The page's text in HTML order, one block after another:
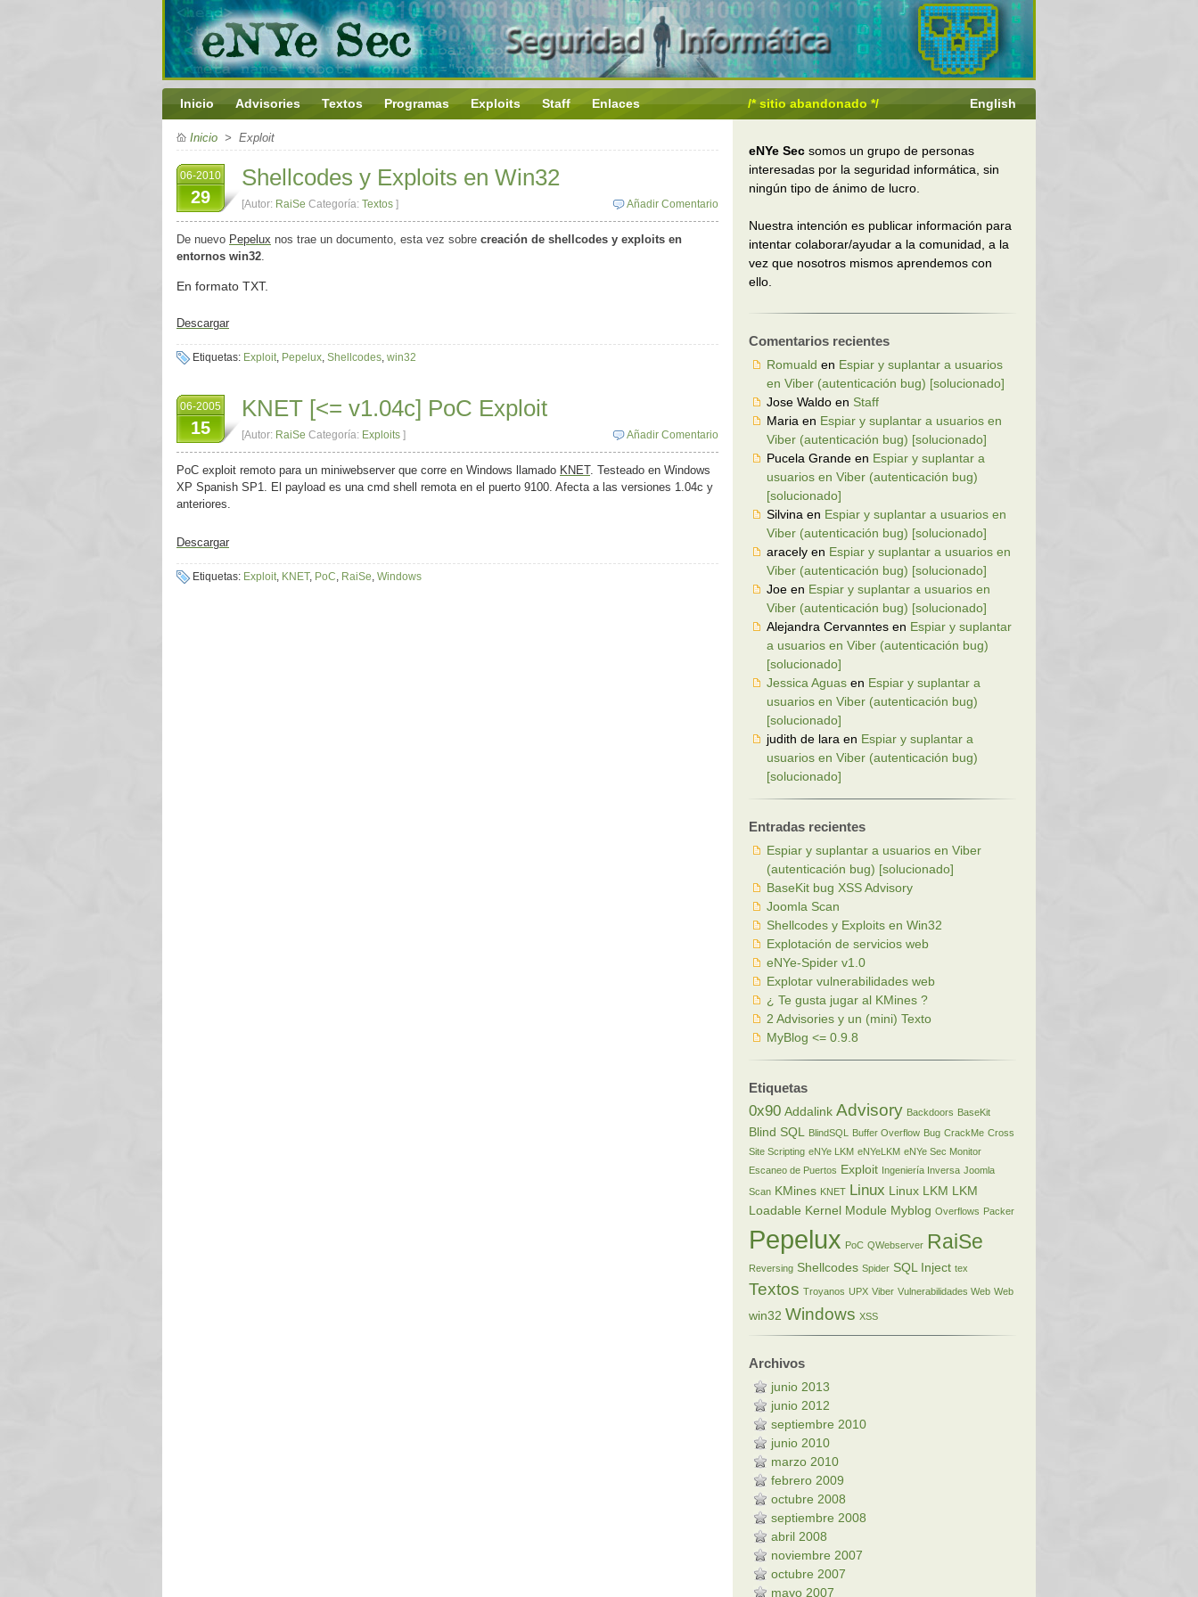
Inicio Advisories Textos Programas Exploits Staff Enlaces /* sitio abandonado */ English
Inicio > Exploit
06-2010
29
Shellcodes y Exploits en Win32
Añadir Comentario
[Autor: RaiSe Categoría: Textos ]
De nuevo Pepelux nos trae un documento, esta vez sobre creación de shellcodes y exploits en
entornos win32.
En formato TXT.
Descargar
Etiquetas: Exploit, Pepelux, Shellcodes, win32
06-2005
15
KNET [<= v1.04c] PoC Exploit
Añadir Comentario
[Autor: RaiSe Categoría: Exploits ]
PoC exploit remoto para un miniwebserver que corre en Windows llamado KNET. Testeado en Windows
XP Spanish SP1. El payload es una cmd shell remota en el puerto 9100. Afecta a las versiones 1.04c y
anteriores.
Descargar
Etiquetas: Exploit, KNET, PoC, RaiSe, Windows
eNYe Sec somos un grupo de personas
interesadas por la seguridad informática, sin
ningún tipo de ánimo de lucro.
Nuestra intención es publicar información para
intentar colaborar/ayudar a la comunidad, a la
vez que nosotros mismos aprendemos con
ello.
Comentarios recientes
Romuald en Espiar y suplantar a usuarios
en Viber (autenticación bug) [solucionado]
Jose Waldo en Staff
Maria en Espiar y suplantar a usuarios en
Viber (autenticación bug) [solucionado]
Pucela Grande en Espiar y suplantar a
usuarios en Viber (autenticación bug)
[solucionado]
Silvina en Espiar y suplantar a usuarios en
Viber (autenticación bug) [solucionado]
aracely en Espiar y suplantar a usuarios en
Viber (autenticación bug) [solucionado]
Joe en Espiar y suplantar a usuarios en
Viber (autenticación bug) [solucionado]
Alejandra Cervanntes en Espiar y suplantar
a usuarios en Viber (autenticación bug)
[solucionado]
Jessica Aguas en Espiar y suplantar a
usuarios en Viber (autenticación bug)
[solucionado]
judith de lara en Espiar y suplantar a
usuarios en Viber (autenticación bug)
[solucionado]
Entradas recientes
Espiar y suplantar a usuarios en Viber
(autenticación bug) [solucionado]
BaseKit bug XSS Advisory
Joomla Scan
Shellcodes y Exploits en Win32
Explotación de servicios web
eNYe-Spider v1.0
Explotar vulnerabilidades web
¿ Te gusta jugar al KMines ?
2 Advisories y un (mini) Texto
MyBlog <= 0.9.8
Etiquetas
0x90 Addalink Advisory Backdoors BaseKit
Blind SQL BlindSQL Buffer Overflow Bug CrackMe Cross
Site Scripting eNYe LKM eNYeLKM eNYe Sec Monitor
Escaneo de Puertos Exploit Ingeniería Inversa Joomla
Scan KMines KNET Linux Linux LKM LKM
Loadable Kernel Module Myblog Overflows Packer
Pepelux PoC QWebserver RaiSe
Reversing Shellcodes Spider SQL Inject tex
Textos Troyanos UPX Viber Vulnerabilidades Web Web
win32 Windows XSS
Archivos
junio 2013
junio 2012
septiembre 2010
junio 2010
marzo 2010
febrero 2009
octubre 2008
septiembre 2008
abril 2008
noviembre 2007
octubre 2007
mayo 2007